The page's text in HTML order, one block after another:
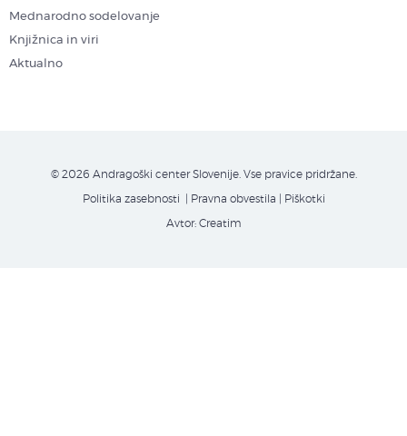
Mednarodno sodelovanje
Knjižnica in viri
Aktualno
© 2026 Andragoški center Slovenije. Vse pravice pridržane.
Politika zasebnosti | Pravna obvestila Piškotki
Avtor: Creatim